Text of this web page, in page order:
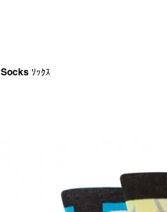
Socksｿｯｸｽ